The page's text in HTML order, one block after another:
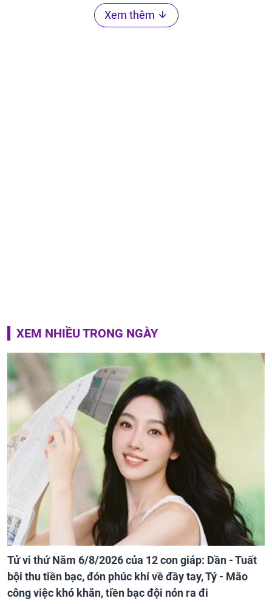
Xem thêm
XEM NHIỀU TRONG NGÀY
Tử vi thứ Năm 6/8/2026 của 12 con giáp: Dần - Tuất
bội thu tiền bạc, đón phúc khí về đầy tay, Tý - Mão
công việc khó khăn, tiền bạc đội nón ra đi